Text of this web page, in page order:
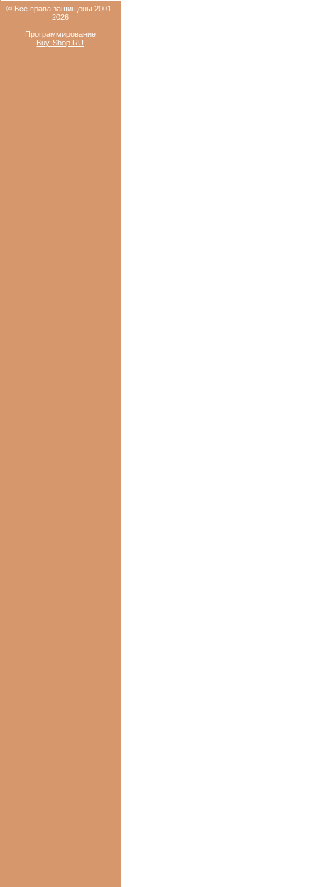
© Все права защищены 2001-
2026
Программирование
Buy-Shop.RU